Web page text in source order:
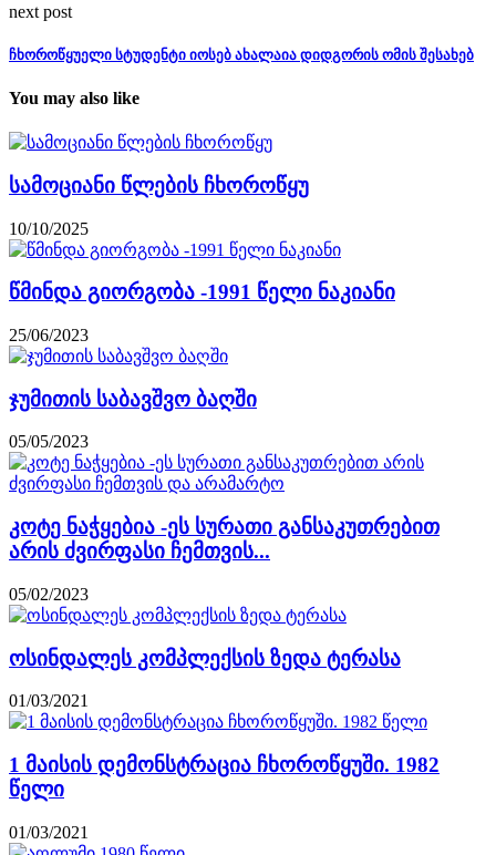
next post
ჩხოროწყუელი სტუდენტი იოსებ ახალაია დიდგორის ომის შესახებ
You may also like
სამოციანი წლების ჩხოროწყუ
10/10/2025
წმინდა გიორგობა -1991 წელი ნაკიანი
25/06/2023
ჯუმითის საბავშვო ბაღში
05/05/2023
კოტე ნაჭყებია -ეს სურათი განსაკუთრებით
არის ძვირფასი ჩემთვის...
05/02/2023
ოსინდალეს კომპლექსის ზედა ტერასა
01/03/2021
1 მაისის დემონსტრაცია ჩხოროწყუში. 1982
წელი
01/03/2021